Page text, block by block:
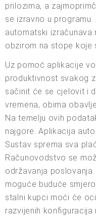
prilozima, a
se izravno u
automatski izračunava
obzirom na stope koje
Uz pomoć aplikacije
produktivnost svakog
sačinit će se cjelovit i
vremena, obima
Na temelju ovih
najgore. Aplikacija
Sustav sprema sva
Računovodstvo se
održavanja
moguće buduće
stalni kupci moći će
razvijenih